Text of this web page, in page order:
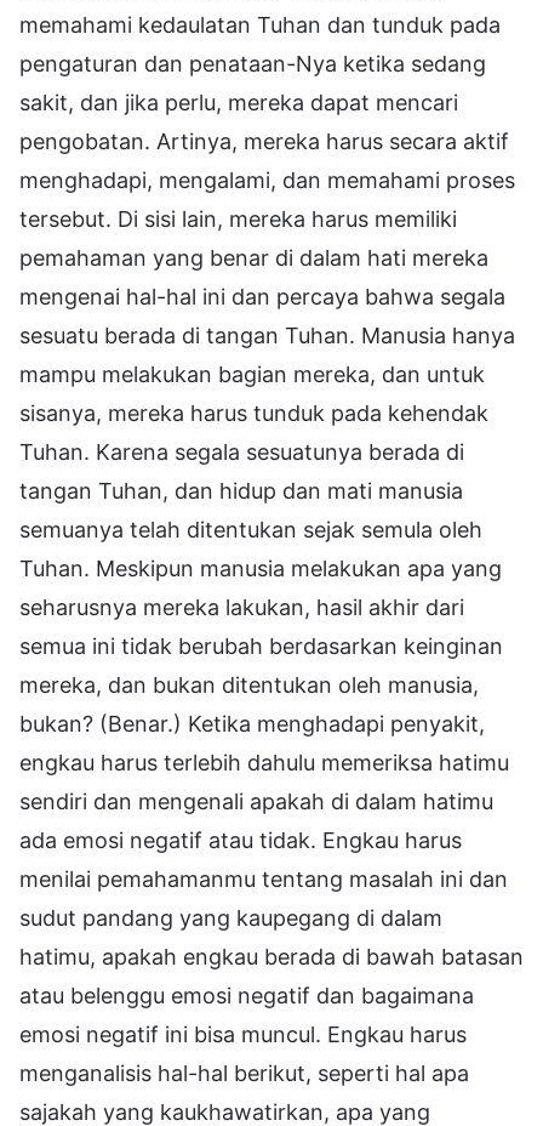
memahami kedaulatan Tuhan dan tunduk pada
pengaturan dan penataan-Nya ketika sedang
sakit, dan jika perlu, mereka dapat mencari
pengobatan. Artinya, mereka harus secara aktif
menghadapi, mengalami, dan memahami proses
tersebut. Di sisi lain, mereka harus memiliki
pemahaman yang benar di dalam hati mereka
mengenai hal-hal ini dan percaya bahwa segala
sesuatu berada di tangan Tuhan. Manusia hanya
mampu melakukan bagian mereka, dan untuk
sisanya, mereka harus tunduk pada kehendak
Tuhan. Karena segala sesuatunya berada di
tangan Tuhan, dan hidup dan mati manusia
semuanya telah ditentukan sejak semula oleh
Tuhan. Meskipun manusia melakukan apa yang
seharusnya mereka lakukan, hasil akhir dari
semua ini tidak berubah berdasarkan keinginan
mereka, dan bukan ditentukan oleh manusia,
bukan? (Benar.) Ketika menghadapi penyakit,
engkau harus terlebih dahulu memeriksa hatimu
sendiri dan mengenali apakah di dalam hatimu
ada emosi negatif atau tidak. Engkau harus
menilai pemahamanmu tentang masalah ini dan
sudut pandang yang kaupegang di dalam
hatimu, apakah engkau berada di bawah batasan
atau belenggu emosi negatif dan bagaimana
emosi negatif ini bisa muncul. Engkau harus
menganalisis hal-hal berikut, seperti hal apa
sajakah yang kaukhawatirkan, apa yang